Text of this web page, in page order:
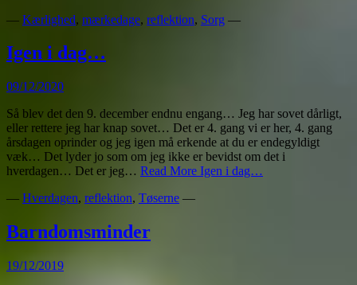
— Kærlighed, mærkedage, reflektion, Sorg —
Igen i dag…
09/12/2020
Så blev det den 9. december endnu engang… Jeg har sovet dårligt,
eller rettere jeg har knap sovet… Det er 4. gang vi er her, 4. gang
årsdagen oprinder og jeg igen må erkende at du er endegyldigt
væk… Det lyder jo som om jeg ikke er bevidst om det i
hverdagen… Det er jeg… Read More Igen i dag…
— Hverdagen, reflektion, Tøserne —
Barndomsminder
19/12/2019